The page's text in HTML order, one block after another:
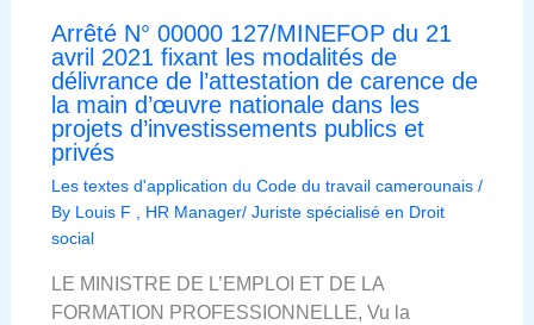
Arrêté N° 00000 127/MINEFOP du 21
avril 2021 fixant les modalités de
délivrance de l’attestation de carence de
la main d’œuvre nationale dans les
projets d’investissements publics et
privés
Les textes d'application du Code du travail camerounais/
By Louis F , HR Manager/ Juriste spécialisé en Droit
social
LE MINISTRE DE L’EMPLOI ET DE LA
FORMATION PROFESSIONNELLE, Vu la